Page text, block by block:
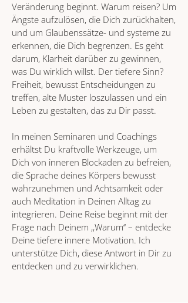
Veränderung beginnt. Warum reisen? Um
Ängste aufzulösen, die Dich zurückhalten,
und um Glaubenssätze- und systeme zu
erkennen, die Dich begrenzen. Es geht
darum, Klarheit darüber zu gewinnen,
was Du wirklich willst. Der tiefere Sinn?
Freiheit, bewusst Entscheidungen zu
treffen, alte Muster loszulassen und ein
Leben zu gestalten, das zu Dir passt.
In meinen Seminaren und Coachings
erhältst Du kraftvolle Werkzeuge, um
Dich von inneren Blockaden zu befreien,
die Sprache deines Körpers bewusst
wahrzunehmen und Achtsamkeit oder
auch Meditation in Deinen Alltag zu
integrieren. Deine Reise beginnt mit der
Frage nach Deinem ‚,Warum‘‘ – entdecke
Deine tiefere innere Motivation. Ich
unterstütze Dich, diese Antwort in Dir zu
entdecken und zu verwirklichen.